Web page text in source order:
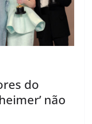
do
não